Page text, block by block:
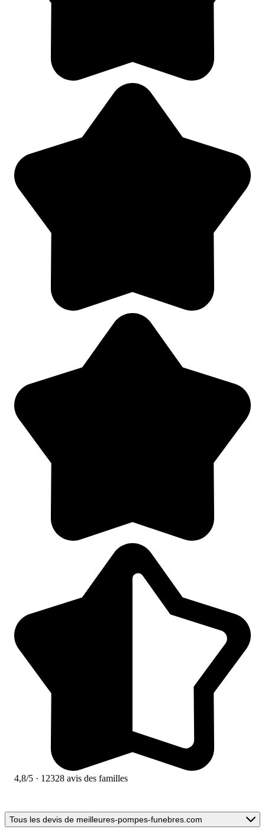
4,8/5 · 12328 avis des familles
Tous les devis de meilleures-pompes-funebres.com